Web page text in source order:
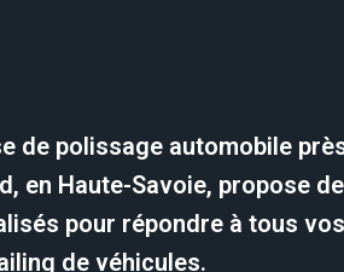
de polissage automobile
en Haute-Savoie, propose
pour répondre à tous vos
de véhicules.